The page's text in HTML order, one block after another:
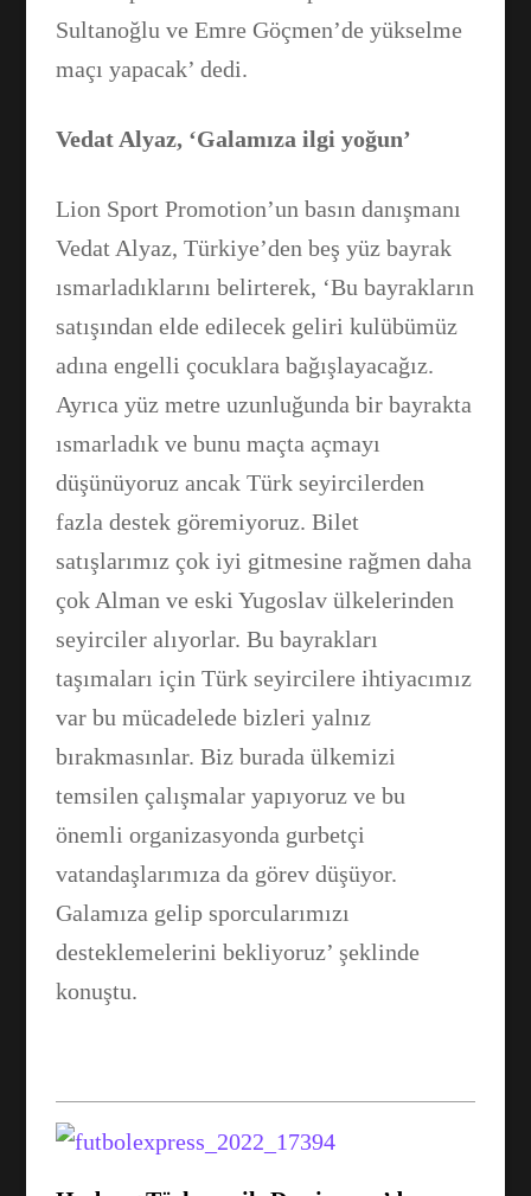
Sultanoğlu ve Emre Göçmen’de yükselme
maçı yapacak’ dedi.
Vedat Alyaz, ‘Galamıza ilgi yoğun’
Lion Sport Promotion’un basın danışmanı
Vedat Alyaz, Türkiye’den beş yüz bayrak
ısmarladıklarını belirterek, ‘Bu bayrakların
satışından elde edilecek geliri kulübümüz
adına engelli çocuklara bağışlayacağız.
Ayrıca yüz metre uzunluğunda bir bayrakta
ısmarladık ve bunu maçta açmayı
düşünüyoruz ancak Türk seyircilerden
fazla destek göremiyoruz. Bilet
satışlarımız çok iyi gitmesine rağmen daha
çok Alman ve eski Yugoslav ülkelerinden
seyirciler alıyorlar. Bu bayrakları
taşımaları için Türk seyircilere ihtiyacımız
var bu mücadelede bizleri yalnız
bırakmasınlar. Biz burada ülkemizi
temsilen çalışmalar yapıyoruz ve bu
önemli organizasyonda gurbetçi
vatandaşlarımıza da görev düşüyor.
Galamıza gelip sporcularımızı
desteklemelerini bekliyoruz’ şeklinde
konuştu.